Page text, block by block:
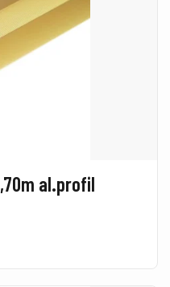
al.profil